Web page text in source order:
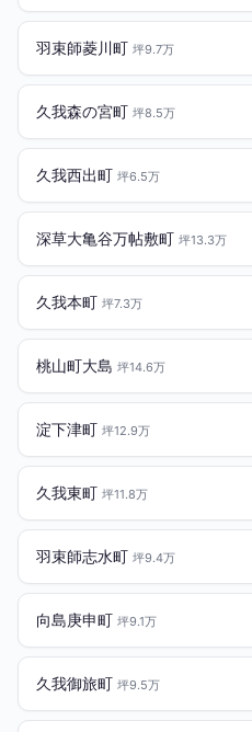
羽束師菱川町 坪9.7万
久我森の宮町 坪8.5万
久我西出町 坪6.5万
深草大亀谷万帖敷町 坪13.3万
久我本町 坪7.3万
桃山町大島 坪14.6万
淀下津町 坪12.9万
久我東町 坪11.8万
羽束師志水町 坪9.4万
向島庚申町 坪9.1万
久我御旅町 坪9.5万